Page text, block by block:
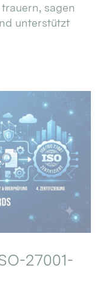
sagen
unterstützt
27001-